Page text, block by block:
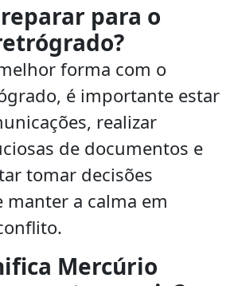
para o
forma com o
é importante estar
realizar
de documentos e
tomar decisões
a calma em
Mercúrio